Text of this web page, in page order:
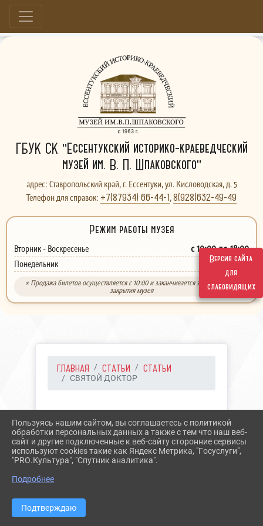
Версия сайта
для
слабовидящих
Больше, чем музей...
ГБУК СК "Ессентукский историко-краеведческий
музей им. В. П. Шпаковского"
адрес: Ставропольский край, г. Ессентуки, ул. Кисловодская, д. 5
Телефон для справок: +7(87934) 66-44-1,8(928)632-49-49
Режим работы музея
Вторник - Воскресенье с 10:00 до 18:00
Понедельник выходной
* Продажа билетов осуществляется с 10:00 и заканчивается за 30 минут до
закрытия музея
ГЛАВНАЯ СТАТЬИ СТАТЬИ
СВЯТОЙ ДОКТОР
СВЯТОЙ ДОКТОР
Пользуясь нашим сайтом, вы соглашаетесь с политикой
обработки персональных данных а также с тем что наш веб-
сайт и другие подключенные к веб-сайту сторонние сервисы
используют cookies такие как Яндекс Метрика, "Госуслуги",
"PRO.Культура", "Спутник аналитика".
Подробнее
Подтверждаю